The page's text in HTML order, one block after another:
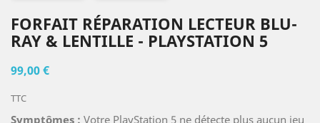
FORFAIT RÉPARATION LECTEUR BLU-
RAY & LENTILLE - PLAYSTATION 5
99,00 €
TTC
Symptômes : Votre PlayStation 5 ne détecte plus aucun jeu